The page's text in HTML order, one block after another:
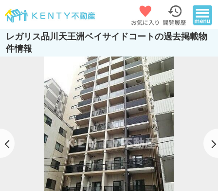
レガリス品川天王洲ベイサイドコートの過去掲載物
件情報